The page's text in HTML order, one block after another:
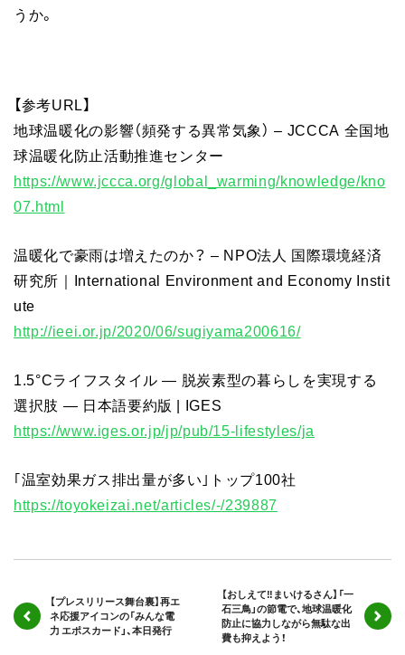
うか。
【参考URL】
地球温暖化の影響（頻発する異常気象） – JCCCA 全国地
球温暖化防止活動推進センター
https://www.jccca.org/global_warming/knowledge/kno
07.html
温暖化で豪雨は増えたのか？ – NPO法人 国際環境経済
研究所｜International Environment and Economy Instit
ute
http://ieei.or.jp/2020/06/sugiyama200616/
1.5°Cライフスタイル ― 脱炭素型の暮らしを実現する
選択肢 ― 日本語要約版 | IGES
https://www.iges.or.jp/jp/pub/15-lifestyles/ja
｢温室効果ガス排出量が多い｣トップ100社
https://toyokeizai.net/articles/-/239887
【プレスリリース舞台裏】再エ
ネ応援アイコンの「みんな電
力 エポスカード」、本日発行
【おしえて‼まいけるさん】「一
石三鳥」の節電で、地球温暖化
防止に協力しながら無駄な出
費も抑えよう！